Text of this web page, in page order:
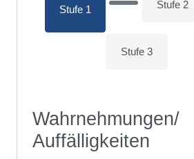
Stufe 1 Stufe 2
Stufe 3
Wahrnehmungen/
Auffälligkeiten